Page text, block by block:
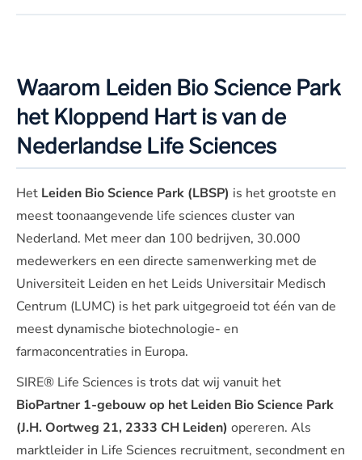
Waarom Leiden Bio Science Park
het Kloppend Hart is van de
Nederlandse Life Sciences
Het Leiden Bio Science Park (LBSP) is het grootste en
meest toonaangevende life sciences cluster van
Nederland. Met meer dan 100 bedrijven, 30.000
medewerkers en een directe samenwerking met de
Universiteit Leiden en het Leids Universitair Medisch
Centrum (LUMC) is het park uitgegroeid tot één van de
meest dynamische biotechnologie- en
farmaconcentraties in Europa.
SIRE® Life Sciences is trots dat wij vanuit het
BioPartner 1-gebouw op het Leiden Bio Science Park
(J.H. Oortweg 21, 2333 CH Leiden) opereren. Als
marktleider in Life Sciences recruitment, secondment en